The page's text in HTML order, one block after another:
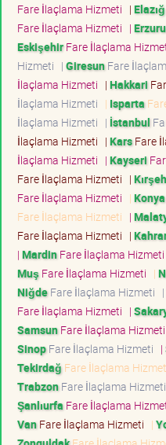
Fare İlaçlama Hizmeti | Elazığ
Fare İlaçlama Hizmeti |
EskişehirFare İlaçlama
Hizmeti | GiresunFare
İlaçlama Hizmeti | Hakkari
İlaçlama Hizmeti | Isparta
İlaçlama Hizmeti | İstanbul
İlaçlama Hizmeti | KarsFare
İlaçlama Hizmeti | Kayseri
Fare İlaçlama Hizmeti |
Fare İlaçlama Hizmeti | Konya
Fare İlaçlama Hizmeti |
Fare İlaçlama Hizmeti |
| MardinFare İlaçlama Hizmeti
Muş Fare İlaçlama Hizmeti |
NiğdeFare İlaçlama Hizmeti |
Fare İlaçlama Hizmeti |
SamsunFare İlaçlama Hizmeti
SinopFare İlaçlama Hizmeti |
Tekirdağ Fare İlaçlama
TrabzonFare İlaçlama Hizmeti
Şanlıurfa Fare İlaçlama
VanFare İlaçlama Hizmeti |